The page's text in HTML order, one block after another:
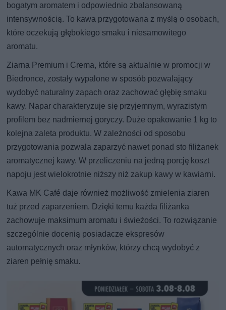
bogatym aromatem i odpowiednio zbalansowaną
intensywnością. To kawa przygotowana z myślą o osobach,
które oczekują głębokiego smaku i niesamowitego
aromatu.
Ziarna Premium i Crema, które są aktualnie w promocji w
Biedronce, zostały wypalone w sposób pozwalający
wydobyć naturalny zapach oraz zachować głębię smaku
kawy. Napar charakteryzuje się przyjemnym, wyrazistym
profilem bez nadmiernej goryczy. Duże opakowanie 1 kg to
kolejna zaleta produktu. W zależności od sposobu
przygotowania pozwala zaparzyć nawet ponad sto filiżanek
aromatycznej kawy. W przeliczeniu na jedną porcję koszt
napoju jest wielokrotnie niższy niż zakup kawy w kawiarni.
Kawa MK Café daje również możliwość zmielenia ziaren
tuż przed zaparzeniem. Dzięki temu każda filiżanka
zachowuje maksimum aromatu i świeżości. To rozwiązanie
szczególnie docenią posiadacze ekspresów
automatycznych oraz młynków, którzy chcą wydobyć z
ziaren pełnię smaku.